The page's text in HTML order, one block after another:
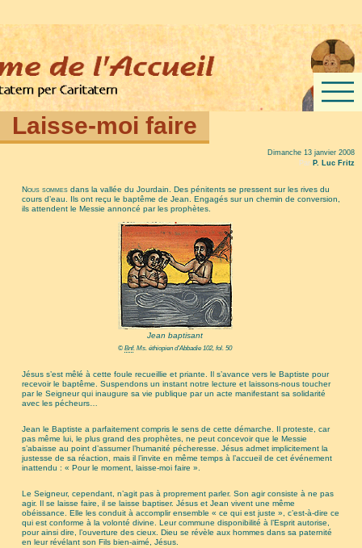
Laisse-moi faire
Dimanche 13 janvier 2008
Par P. Luc Fritz
Nous sommesdans la vallée du Jourdain. Des pénitents se pressent sur les rives du
cours d’eau. Ils ont reçu le baptême de Jean. Engagés sur un chemin de conversion,
ils attendent le Messie annoncé par les prophètes.
Jean baptisant
© Bnf. Ms. éthiopien d’Abbadie 102, fol. 50
Jésus s’est mêlé à cette foule recueillie et priante. Il s’avance vers le Baptiste pour
recevoir le baptême. Suspendons un instant notre lecture et laissons-nous toucher
par le Seigneur qui inaugure sa vie publique par un acte manifestant sa solidarité
avec les pécheurs…
Jean le Baptiste a parfaitement compris le sens de cette démarche. Il proteste, car
pas même lui, le plus grand des prophètes, ne peut concevoir que le Messie
s’abaisse au point d’assumer l’humanité pécheresse. Jésus admet implicitement la
justesse de sa réaction, mais il l’invite en même temps à l’accueil de cet événement
inattendu : « Pour le moment, laisse-moi faire ».
Le Seigneur, cependant, n’agit pas à proprement parler. Son agir consiste à ne pas
agir. Il se laisse faire, il se laisse baptiser. Jésus et Jean vivent une même
obéissance. Elle les conduit à accomplir ensemble « ce qui est juste », c’est-à-dire ce
qui est conforme à la volonté divine. Leur commune disponibilité à l’Esprit autorise,
pour ainsi dire, l’ouverture des cieux. Dieu se révèle aux hommes dans sa paternité
en leur révélant son Fils bien-aimé, Jésus.